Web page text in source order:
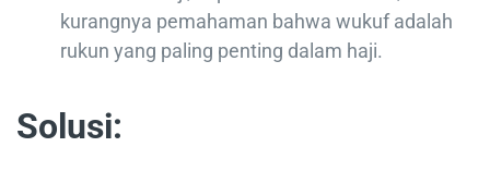
kurangnya pemahaman bahwa wukuf adalah
rukun yang paling penting dalam haji.
Solusi: